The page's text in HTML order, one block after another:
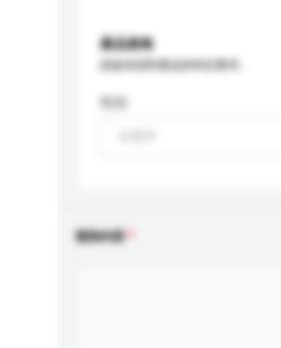
產品規格
查詢內容